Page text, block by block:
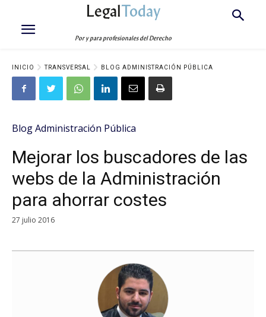
LegalToday
Por y para profesionales del Derecho
INICIO TRANSVERSAL BLOG ADMINISTRACIÓN PÚBLICA
Blog Administración Pública
Mejorar los buscadores de las
webs de la Administración
para ahorrar costes
27 julio 2016